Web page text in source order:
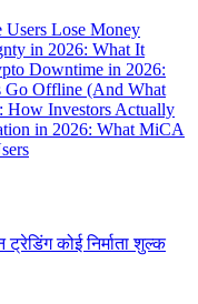
Lose Money
in 2026: What It
Downtime in 2026:
Go Offline (And What
How Investors Actually
in 2026: What MiCA
ट्रेडिंगकोई निर्माता शुल्क